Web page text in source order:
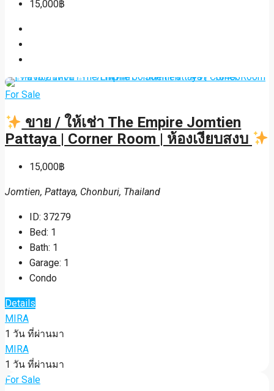
15,000฿
For Sale
ขาย / ให้เช่า The Empire Jomtien
Pattaya | Corner Room | ห้องเงียบสงบ
15,000฿
Jomtien, Pattaya, Chonburi, Thailand
ID: 37279
Bed: 1
Bath: 1
Garage: 1
Condo
Details
MIRA
1 วัน ที่ผ่านมา
MIRA
1 วัน ที่ผ่านมา
For Sale